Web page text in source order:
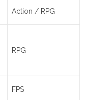
Action / RPG
RPG
FPS